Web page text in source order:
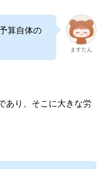
算自体の
ますたん
あり、そこに大きな労